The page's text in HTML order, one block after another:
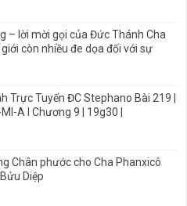
– lời mời gọi của Đức Thánh Cha
còn nhiều đe dọa đối với sự
Trực Tuyến ĐC Stephano Bài 219 |
A I Chương 9 | 19g30 |
Chân phước cho Cha Phanxicô
Diệp